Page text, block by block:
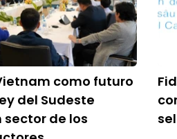
como futuro
del Sudeste
sector de los